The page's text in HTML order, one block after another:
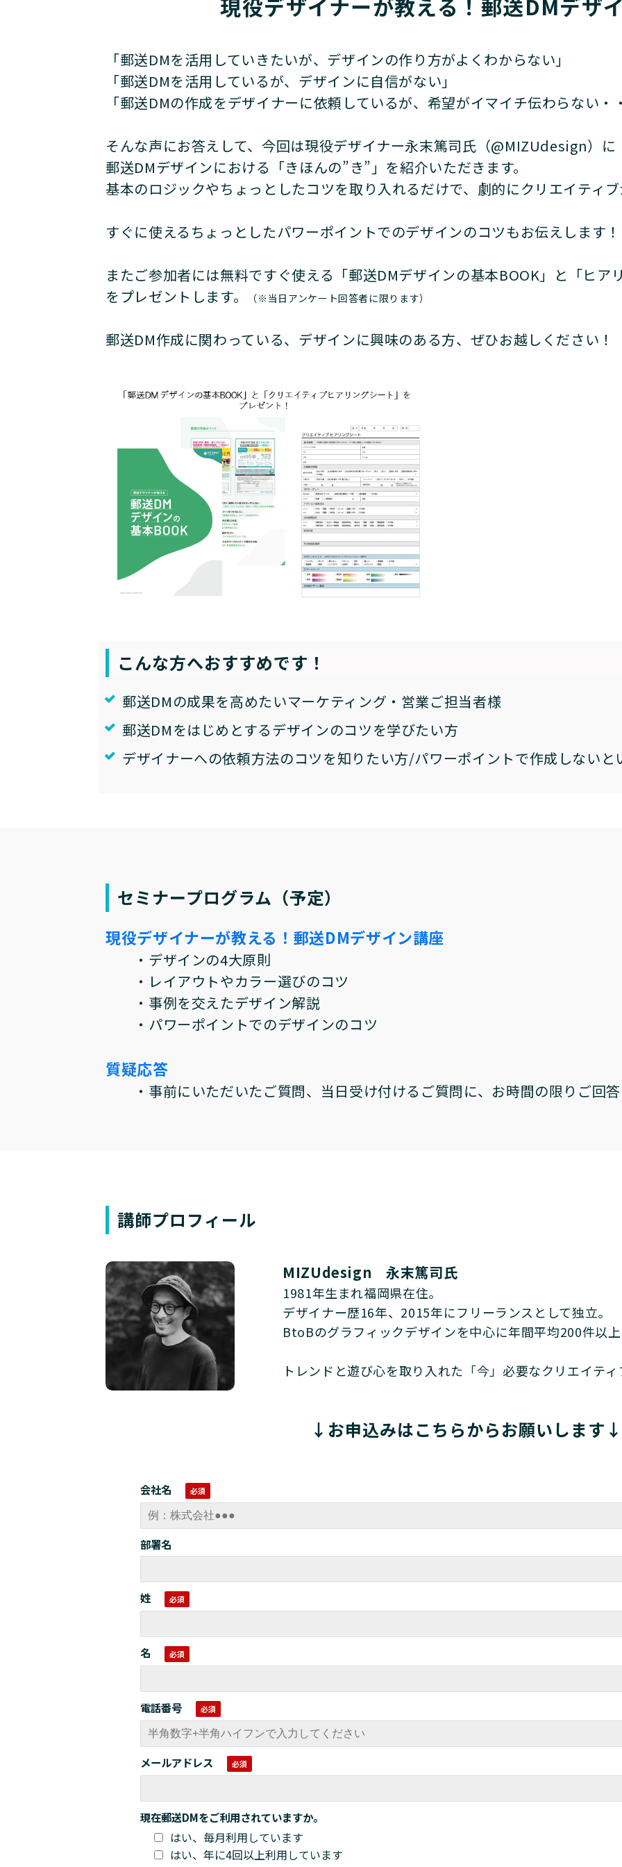
現役デザイナーが教える！郵送DMデザ
「郵送DMを活用していきたいが、デザインの作り方がよくわからない」
「郵送DMを活用しているが、デザインに自信がない」
「郵送DMの作成をデザイナーに依頼しているが、希望がイマイチ伝わらない・
そんな声にお答えして、今回は現役デザイナー永末篤司氏（@MIZUdesign）に
郵送DMデザインにおける「きほんの”き”」を紹介いただきます。
基本のロジックやちょっとしたコツを取り入れるだけで、劇的にクリエイティブ
すぐに使えるちょっとしたパワーポイントでのデザインのコツもお伝えします！
またご参加者には無料ですぐ使える「郵送DMデザインの基本BOOK」と「ヒア
をプレゼントします。
（※当日アンケート回答者に限ります）
郵送DM作成に関わっている、デザインに興味のある方、ぜひお越しください！
こんな方へおすすめです！
郵送DMの成果を高めたいマーケティング・営業ご担当者様
郵送DMをはじめとするデザインのコツを学びたい方
デザイナーへの依頼方法のコツを知りたい方/パワーポイントで作成しないと
セミナープログラム（予定）
現役デザイナーが教える！郵送DMデザイン講座
・デザインの4大原則
・レイアウトやカラー選びのコツ
・事例を交えたデザイン解説
・パワーポイントでのデザインのコツ
質疑応答
・事前にいただいたご質問、当日受け付けるご質問に、お時間の限りご回
講師プロフィール
MIZUdesign 永末篤司氏
1981年生まれ福岡県在住。
デザイナー歴16年、2015年にフリーランスとして独立。
BtoBのグラフィックデザインを中心に年間平均200件以上
トレンドと遊び心を取り入れた「今」必要なクリエイティ
↓お申込みはこちらからお願いします↓
会社名
部署名
姓
名
電話番号
メールアドレス
現在郵送DMをご利用されていますか。
はい、毎月利用しています
はい、年に4回以上利用しています